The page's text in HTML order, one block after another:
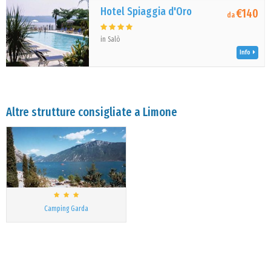
Hotel Spiaggia d'Oro
in Salò
da€140
Info
Altre strutture consigliate a Limone
Camping Garda